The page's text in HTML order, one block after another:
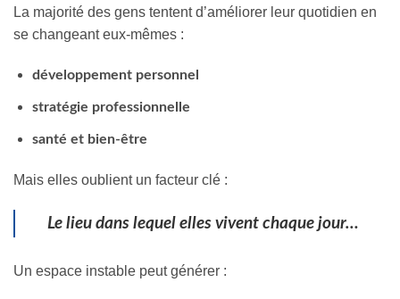
La majorité des gens tentent d’améliorer leur quotidien en
se changeant eux-mêmes :
développement personnel
stratégie professionnelle
santé et bien-être
Mais elles oublient un facteur clé :
Le lieu dans lequel elles vivent chaque jour…
Un espace instable peut générer :